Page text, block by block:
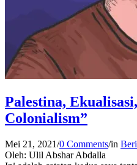
Palestina,
Colonialism”
Mei 21, 2021/0 Comments/in
Oleh: Ulil Abshar Abdalla